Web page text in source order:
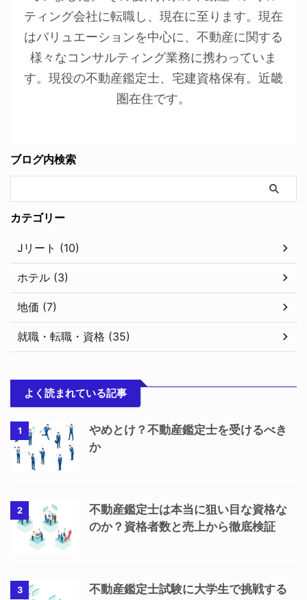
ティング会社に転職し、現在に至ります。現在
はバリュエーションを中心に、不動産に関する
様々なコンサルティング業務に携わっていま
す。現役の不動産鑑定士、宅建資格保有。近畿
圏在住です。
ブログ内検索
カテゴリー
Jリート (10)
ホテル (3)
地価 (7)
就職・転職・資格 (35)
よく読まれている記事
1
やめとけ？不動産鑑定士を受けるべき
か
2
不動産鑑定士は本当に狙い目な資格な
のか？資格者数と売上から徹底検証
3
不動産鑑定士試験に大学生で挑戦する